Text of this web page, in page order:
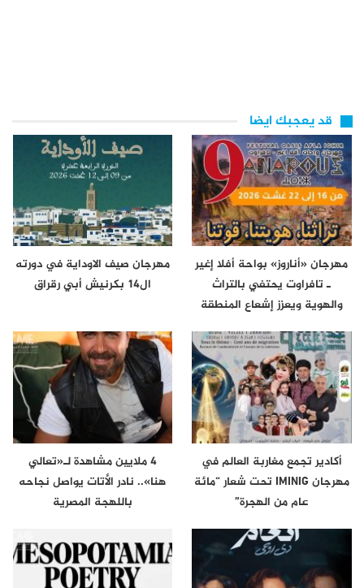
قد يعجبك ايضا
مهرجان «أناروز» بواحة أفلا إغير
ـ تافراوت يحتفي بالتراث
والهوية ويعزز إشعاع المنطقة
مهرجان صيف الاوداية في دورته
ال14 بكرنيش أبي رقراق
أكادير تجمع مغاربة العالم في
مهرجان IMINIG تحت شعار “مائة
عام من الهجرة”
4 ملايين مشاهدة لـ«تعالي
هنا».. نادر الأتات يواصل نجاحه
باللهجة المصرية